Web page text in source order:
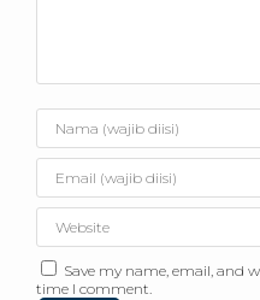
Save my name, email, and
time I comment.